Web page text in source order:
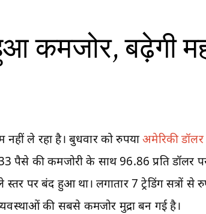
कमजोर, बढ़ेगी
नहीं ले रहा है। बुधवार को रुपयाअमेरिकी डॉलर
पैसे की कमजोरी के साथ 96.86 प्रति डॉलर
पर बंद हुआ था। लगातार 7 ट्रेडिंग सत्रों से
की सबसे कमजोर मुद्रा बन गई है।